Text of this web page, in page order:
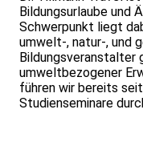
Bildungsurlaube und
Schwerpunkt liegt
umwelt-, natur-, und
umweltbezogener
führen wir bereits
Studienseminare